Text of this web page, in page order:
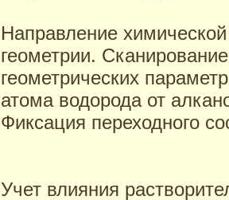
Направление
геометрии.
геометрических
атома водорода от
Фиксация переходного
Учет влияния